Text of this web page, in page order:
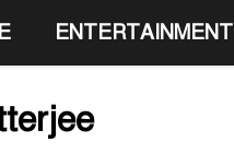
ENTERTAINMENT